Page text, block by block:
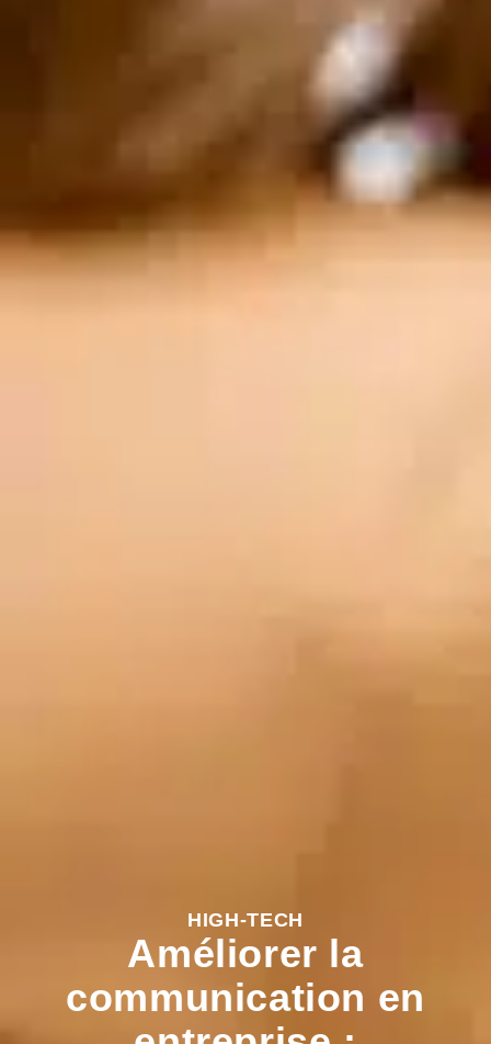
HIGH-TECH
Améliorer la
communication en